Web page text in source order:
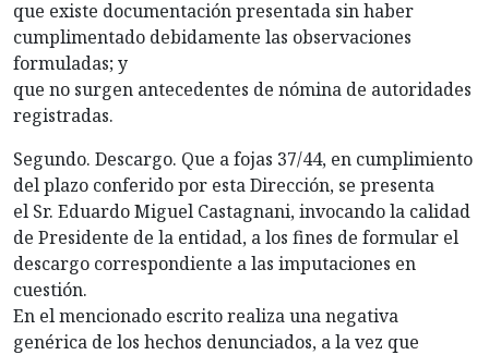
que existe documentación presentada sin haber
cumplimentado debidamente las observaciones
formuladas; y
que no surgen antecedentes de nómina de autoridades
registradas.
Segundo. Descargo. Que a fojas 37/44, en cumplimiento
del plazo conferido por esta Dirección, se presenta
el Sr. Eduardo Miguel Castagnani, invocando la calidad
de Presidente de la entidad, a los fines de formular el
descargo correspondiente a las imputaciones en
cuestión.
En el mencionado escrito realiza una negativa
genérica de los hechos denunciados, a la vez que